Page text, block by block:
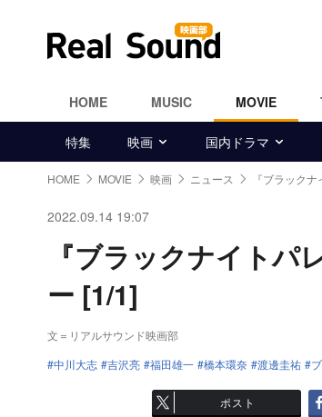
HOME MUSIC MOVIE
特集 映画 国内ドラマ
HOME MOVIE 映画 ニュース 『ブラック
2022.09.14 19:07
『ブラックナイト
ー [1/1]
文＝リアルサウンド映画部
中川大志
吉沢亮 福田雄一 橋本環奈 渡邊圭祐
ポスト